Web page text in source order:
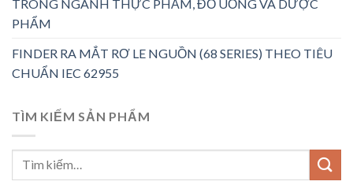
TRONG NGÀNH THỰC PHẨM, ĐỒ UỐNG VÀ DƯỢC
PHẨM
FINDER RA MẮT RƠ LE NGUỒN (68 SERIES) THEO TIÊU
CHUẨN IEC 62955
TÌM KIẾM SẢN PHẨM